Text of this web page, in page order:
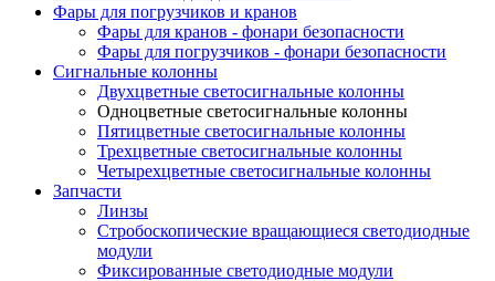
Фары для погрузчиков и кранов
Фары для кранов - фонари безопасности
Фары для погрузчиков - фонари безопасности
Сигнальные колонны
Двухцветные светосигнальные колонны
Одноцветные светосигнальные колонны
Пятицветные светосигнальные колонны
Трехцветные светосигнальные колонны
Четырехцветные светосигнальные колонны
Запчасти
Линзы
Стробоскопические вращающиеся светодиодные
модули
Фиксированные светодиодные модули